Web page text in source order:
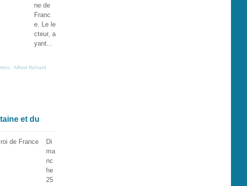
ne de
Franc
e. Le le
cteur, a
yant...
Alfred Richard
et du
Di
ma
nc
he
25